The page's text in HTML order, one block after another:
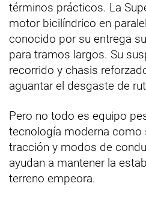
términos prácticos. La
motor bicilíndrico en
conocido por su entrega
para tramos largos. Su
recorrido y chasis
aguantar el desgaste de
Pero no todo es equipo
tecnología moderna
tracción y modos de
ayudan a mantener la
terreno empeora.